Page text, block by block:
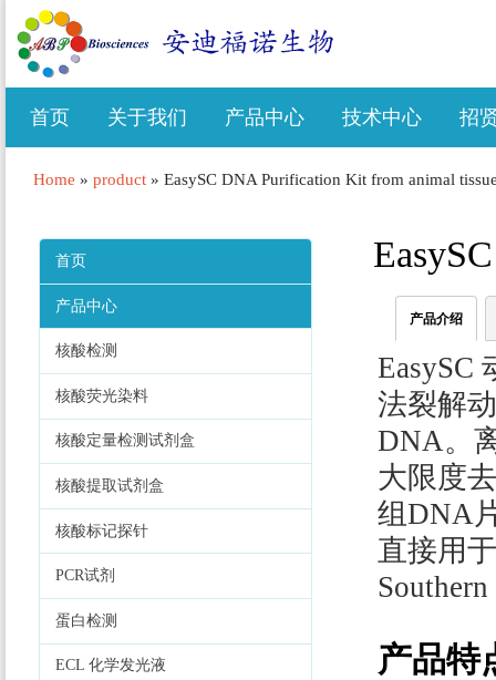
首页 关于我们 产品中心 技术中心 招
Home » product » EasySC DNA Purification Kit from animal
首页
产品中心
核酸检测
核酸荧光染料
核酸定量检测试剂盒
核酸提取试剂盒
核酸标记探针
PCR试剂
蛋白检测
ECL 化学发光液
产品介绍
EasySC
法裂解
DNA。
大限度
组DNA
直接用
产品特